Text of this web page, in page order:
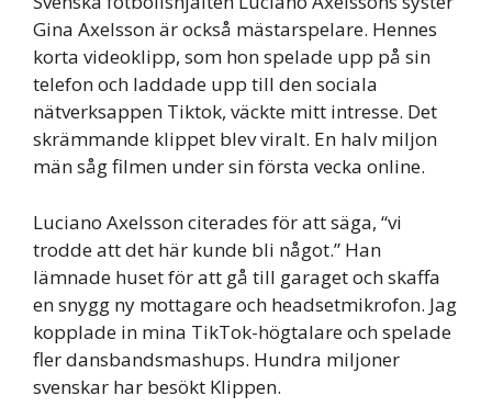
Gina Axelsson är också mästarspelare. Hennes
korta videoklipp, som hon spelade upp på sin
telefon och laddade upp till den sociala
nätverksappen Tiktok, väckte mitt intresse. Det
skrämmande klippet blev viralt. En halv miljon
män såg filmen under sin första vecka online.
Luciano Axelsson citerades för att säga, “vi
trodde att det här kunde bli något.” Han
lämnade huset för att gå till garaget och skaffa
en snygg ny mottagare och headsetmikrofon. Jag
kopplade in mina TikTok-högtalare och spelade
fler dansbandsmashups. Hundra miljoner
svenskar har besökt Klippen.